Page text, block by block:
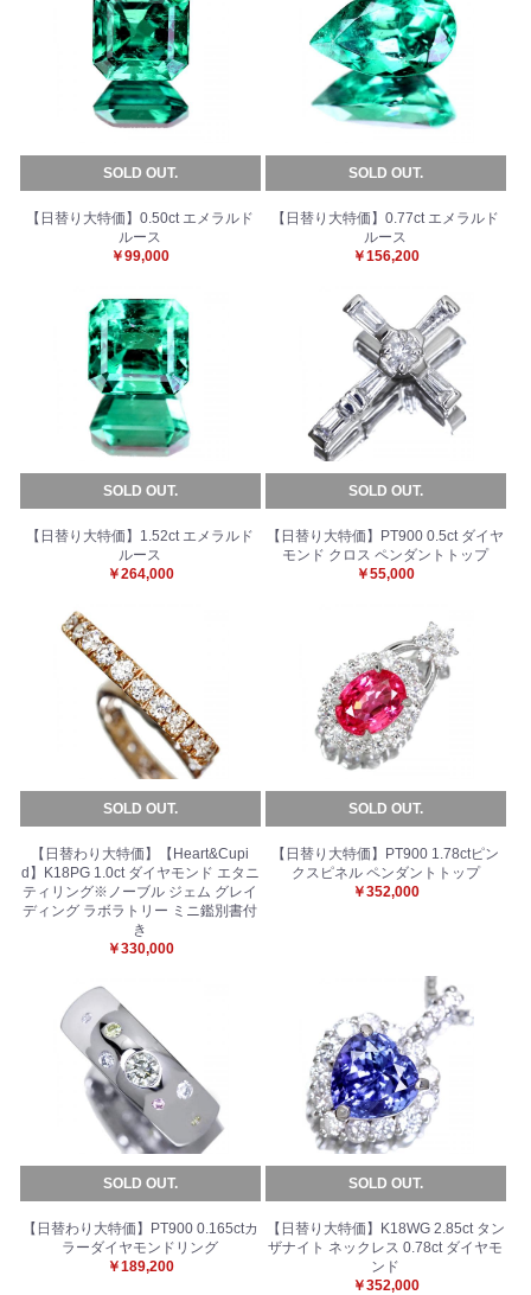
SOLD OUT.
【日替り大特価】0.50ct エメラルド
ルース
￥99,000
SOLD OUT.
【日替り大特価】0.77ct エメラルド
ルース
￥156,200
SOLD OUT.
【日替り大特価】1.52ct エメラルド
ルース
￥264,000
SOLD OUT.
【日替り大特価】PT900 0.5ct ダイヤ
モンド クロス ペンダントトップ
￥55,000
SOLD OUT.
【日替わり大特価】【Heart&Cupi
d】K18PG 1.0ct ダイヤモンド エタニ
ティリング※ノーブル ジェム グレイ
ディング ラボラトリー ミニ鑑別書付
き
￥330,000
SOLD OUT.
【日替り大特価】PT900 1.78ctピン
クスピネル ペンダントトップ
￥352,000
SOLD OUT.
【日替わり大特価】PT900 0.165ctカ
ラーダイヤモンドリング
￥189,200
SOLD OUT.
【日替り大特価】K18WG 2.85ct タン
ザナイト ネックレス 0.78ct ダイヤモ
ンド
￥352,000